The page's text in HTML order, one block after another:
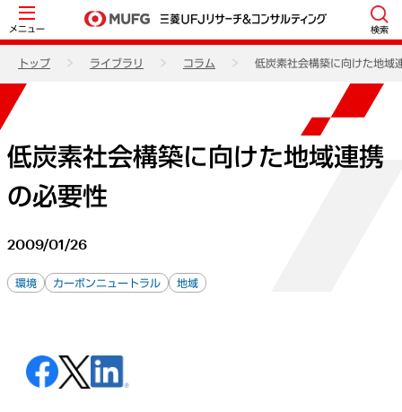
メニュー 検索
トップ ライブラリ コラム 低炭素社会構築に向けた地域
低炭素社会構築に向けた地域連携
の必要性
2009/01/26
環境 カーボンニュートラル 地域